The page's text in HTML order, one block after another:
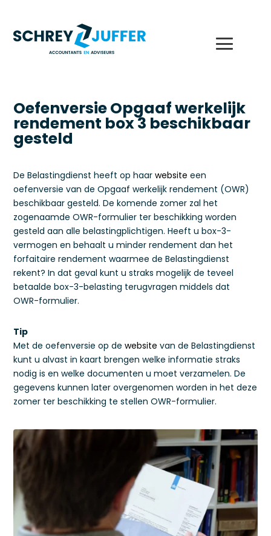
Oefenversie Opgaaf werkelijk
rendement box 3 beschikbaar
gesteld
De Belastingdienst heeft op haarwebsite een
oefenversie van de Opgaaf werkelijk rendement (OWR)
beschikbaar gesteld. De komende zomer zal het
zogenaamde OWR-formulier ter beschikking worden
gesteld aan alle belastingplichtigen. Heeft u box-3-
vermogen en behaalt u minder rendement dan het
forfaitaire rendement waarmee de Belastingdienst
rekent? In dat geval kunt u straks mogelijk de teveel
betaalde box-3-belasting terugvragen middels dat
OWR-formulier.
Tip
Met de oefenversie op dewebsite van de Belastingdienst
kunt u alvast in kaart brengen welke informatie straks
nodig is en welke documenten u moet verzamelen. De
gegevens kunnen later overgenomen worden in het deze
zomer ter beschikking te stellen OWR-formulier.